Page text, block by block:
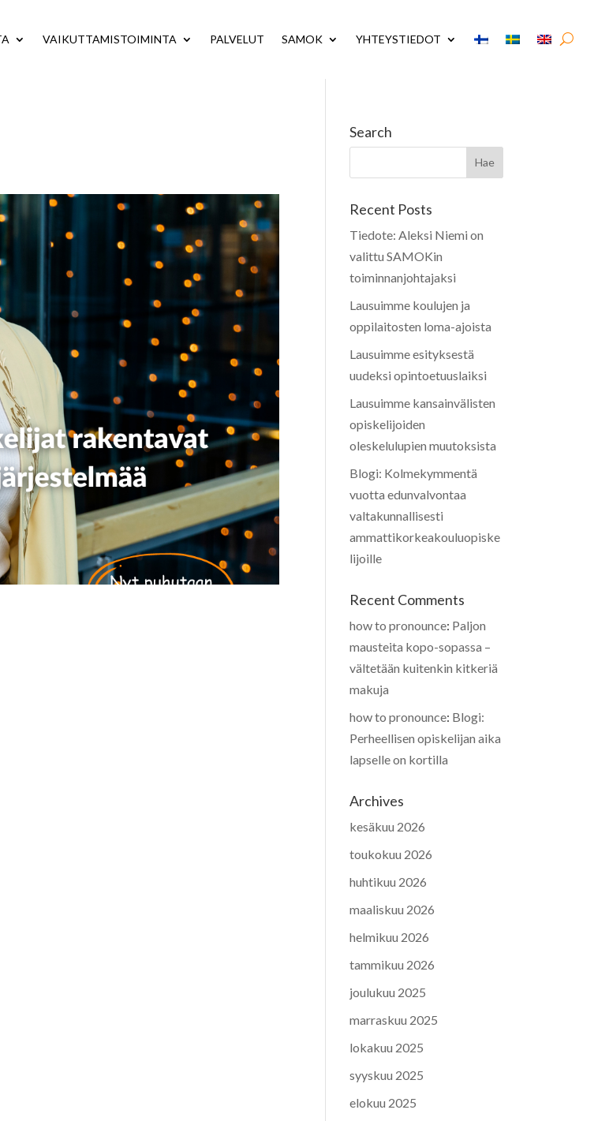
VAIKUTTAMISTOIMINTA PALVELUT SAMOK YHTEYSTIEDOT
Search
Recent Posts
Tiedote: Aleksi Niemi on
valittu SAMOKin
toiminnanjohtajaksi
Lausuimme koulujen ja
oppilaitosten loma-ajoista
Lausuimme esityksestä
uudeksi opintoetuuslaiksi
Lausuimme kansainvälisten
opiskelijoiden
oleskelulupien muutoksista
Blogi: Kolmekymmentä
vuotta edunvalvontaa
valtakunnallisesti
ammattikorkeakouluopiske
lijoille
Recent Comments
how to pronounce: Paljon
mausteita kopo-sopassa –
vältetään kuitenkin kitkeriä
makuja
how to pronounce: Blogi:
Perheellisen opiskelijan aika
lapselle on kortilla
Archives
kesäkuu 2026
toukokuu 2026
huhtikuu 2026
maaliskuu 2026
helmikuu 2026
tammikuu 2026
joulukuu 2025
marraskuu 2025
lokakuu 2025
syyskuu 2025
elokuu 2025